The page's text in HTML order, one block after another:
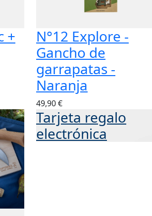
+
N°12 Explore -
Gancho de
garrapatas -
Naranja
49,90 €
Tarjeta regalo
electrónica